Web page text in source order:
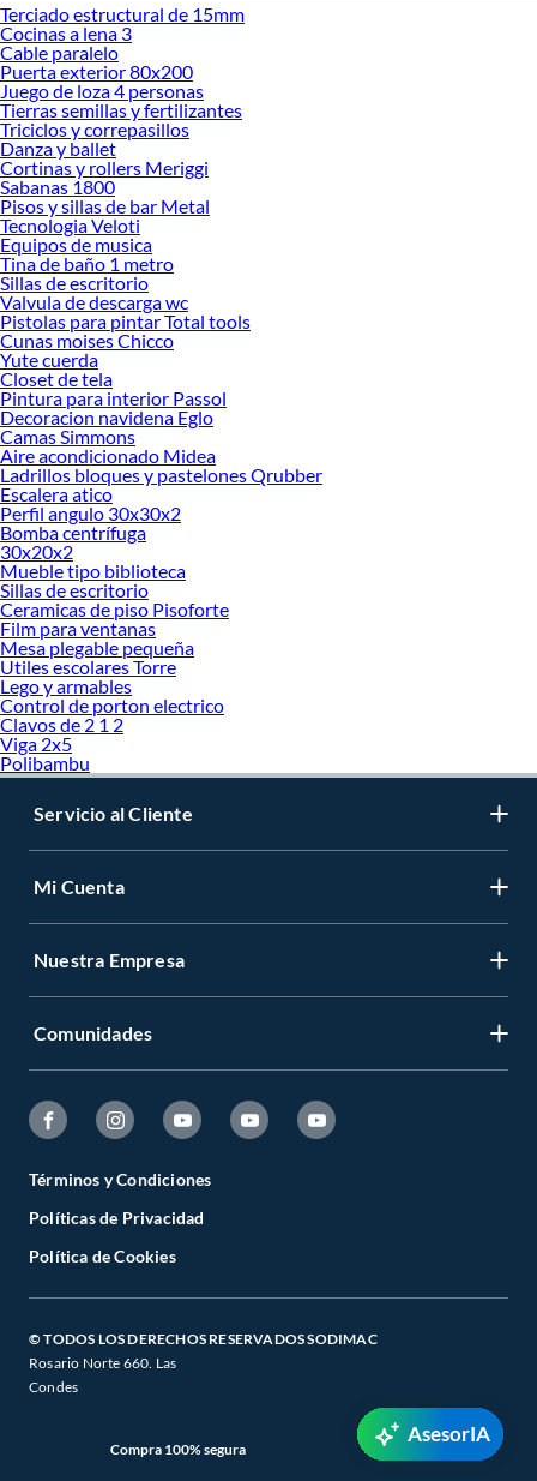
Terciado estructural de 15mm
Cocinas a lena 3
Cable paralelo
Puerta exterior 80x200
Juego de loza 4 personas
Tierras semillas y fertilizantes
Triciclos y correpasillos
Danza y ballet
Cortinas y rollers Meriggi
Sabanas 1800
Pisos y sillas de bar Metal
Tecnologia Veloti
Equipos de musica
Tina de baño 1 metro
Sillas de escritorio
Valvula de descarga wc
Pistolas para pintar Total tools
Cunas moises Chicco
Yute cuerda
Closet de tela
Pintura para interior Passol
Decoracion navidena Eglo
Camas Simmons
Aire acondicionado Midea
Ladrillos bloques y pastelones Qrubber
Escalera atico
Perfil angulo 30x30x2
Bomba centrífuga
30x20x2
Mueble tipo biblioteca
Sillas de escritorio
Ceramicas de piso Pisoforte
Film para ventanas
Mesa plegable pequeña
Utiles escolares Torre
Lego y armables
Control de porton electrico
Clavos de 2 1 2
Viga 2x5
Polibambu
Servicio al Cliente
Mi Cuenta
Nuestra Empresa
Comunidades
Términos y Condiciones
Políticas de Privacidad
Política de Cookies
© TODOS LOS DERECHOS RESERVADOS SODIMAC
Rosario Norte 660. Las
Condes
Compra 100% segura
AsesorIA